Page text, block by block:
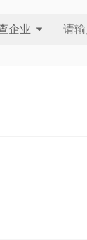
企业